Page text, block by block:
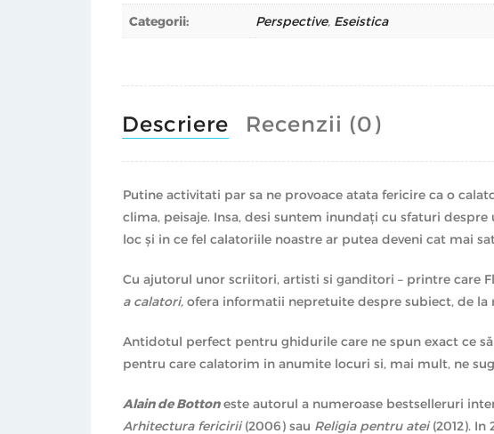
Categorii: Perspective, Eseistica
Descriere Recenzii (0)
Putine activitati par sa ne provoace atata fericire ca o
clima, peisaje. Insa, desi suntem inundaţi cu sfaturi
loc şi in ce fel calatoriile noastre ar putea deveni cat mai
Cu ajutorul unor scriitori, artisti si ganditori – printre care
a calatori, ofera informatii nepretuite despre subiect, de
Antidotul perfect pentru ghidurile care ne spun exact ce
pentru care calatorim in anumite locuri si, mai mult, ne
Alain de Bottoneste autorul a numeroase bestselleruri
Arhitectura fericirii(2006) sau Religia pentru atei(2012).